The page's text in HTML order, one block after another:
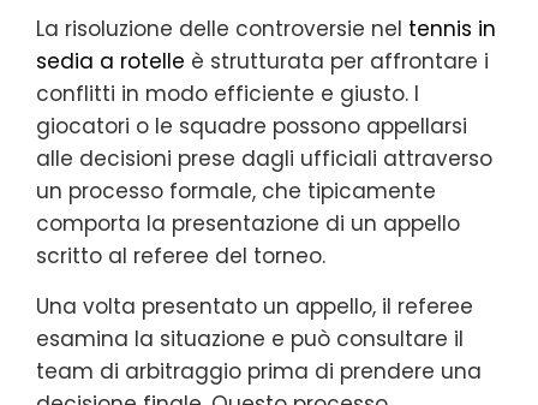
La risoluzione delle controversie nel tennis in
sedia a rotelle è strutturata per affrontare i
conflitti in modo efficiente e giusto. I
giocatori o le squadre possono appellarsi
alle decisioni prese dagli ufficiali attraverso
un processo formale, che tipicamente
comporta la presentazione di un appello
scritto al referee del torneo.
Una volta presentato un appello, il referee
esamina la situazione e può consultare il
team di arbitraggio prima di prendere una